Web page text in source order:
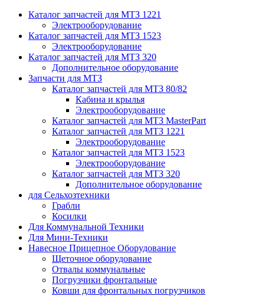
Каталог запчастей для МТЗ 1221
Электрооборудование
Каталог запчастей для МТЗ 1523
Электрооборудование
Каталог запчастей для МТЗ 320
Дополнительное оборудование
Запчасти для МТЗ
Каталог запчастей для МТЗ 80/82
Кабина и крылья
Электрооборудование
Каталог запчастей для МТЗ MasterPart
Каталог запчастей для МТЗ 1221
Электрооборудование
Каталог запчастей для МТЗ 1523
Электрооборудование
Каталог запчастей для МТЗ 320
Дополнительное оборудование
для Сельхозтехники
Грабли
Косилки
Для Коммунальной Техники
Для Мини-Техники
Навесное Прицепное Оборудование
Щеточное оборудование
Отвалы коммунальные
Погрузчики фронтальные
Ковши для фронтальных погрузчиков